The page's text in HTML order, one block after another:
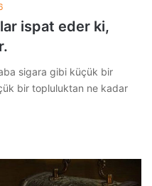
ispat eder ki,
sigara gibi küçük bir
bir topluluktan ne kadar